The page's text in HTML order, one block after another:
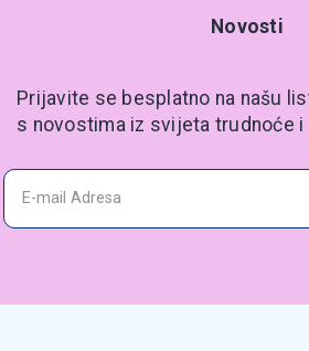
Novosti
Prijavite se besplatno na našu
s novostima iz svijeta trudnoće